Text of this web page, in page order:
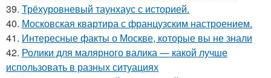
39. Трёхуровневый таунхаус с историей.
40. Московская квартира с французским настроением.
41. Интересные факты о Москве, которые вы не знали
42. Ролики для малярного валика — какой лучше
использовать в разных ситуациях